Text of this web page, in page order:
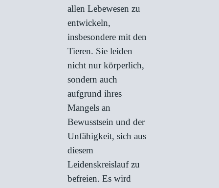
allen Lebewesen zu
entwickeln,
insbesondere mit den
Tieren. Sie leiden
nicht nur körperlich,
sondern auch
aufgrund ihres
Mangels an
Bewusstsein und der
Unfähigkeit, sich aus
diesem
Leidenskreislauf zu
befreien. Es wird